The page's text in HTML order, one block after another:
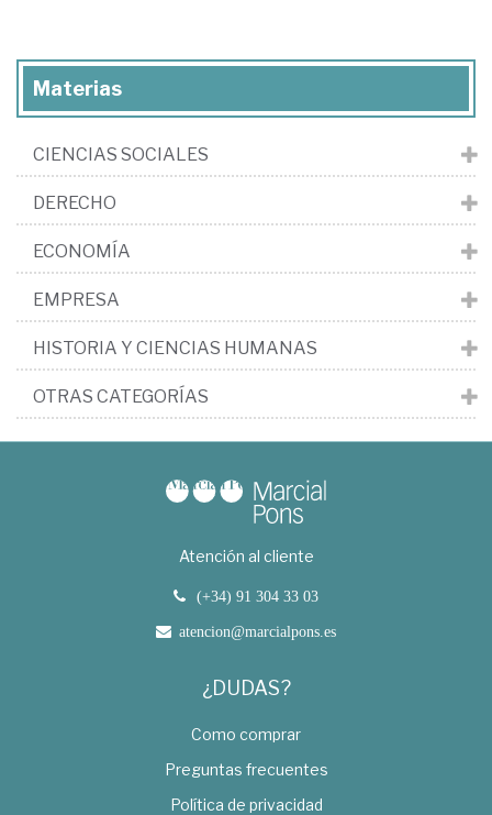
Materias
CIENCIAS SOCIALES
DERECHO
ECONOMÍA
EMPRESA
HISTORIA Y CIENCIAS HUMANAS
OTRAS CATEGORÍAS
Atención al cliente
(+34) 91 304 33 03
atencion@marcialpons.es
¿DUDAS?
Como comprar
Preguntas frecuentes
Política de privacidad